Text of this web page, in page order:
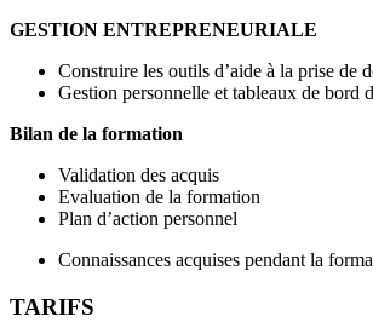
GESTION ENTREPRENEURIALE
Construire les outils d’aide à la prise de
Gestion personnelle et tableaux de bord
Bilan de la formation
Validation des acquis
Evaluation de la formation
Plan d’action personnel
Connaissances acquises pendant la
TARIFS